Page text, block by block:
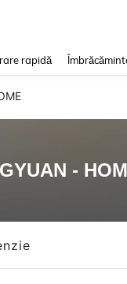
rapidă
-